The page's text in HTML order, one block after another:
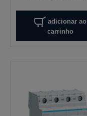
adicionar ao
carrinho